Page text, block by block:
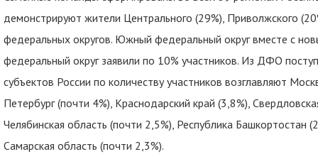
демонстрируют жители Центрального (29%), Приволжского
федеральных округов. Южный федеральный округ вместе с
федеральный округ заявили по 10% участников. Из ДФО
субъектов России по количеству участников возглавляют
Петербург (почти 4%), Краснодарский край (3,8%),
Челябинская область (почти 2,5%), Республика Башкортостан
Самарская область (почти 2,3%).